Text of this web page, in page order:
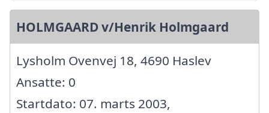
HOLMGAARD v/Henrik Holmgaard
Lysholm Ovenvej 18, 4690 Haslev
Ansatte: 0
Startdato: 07. marts 2003,